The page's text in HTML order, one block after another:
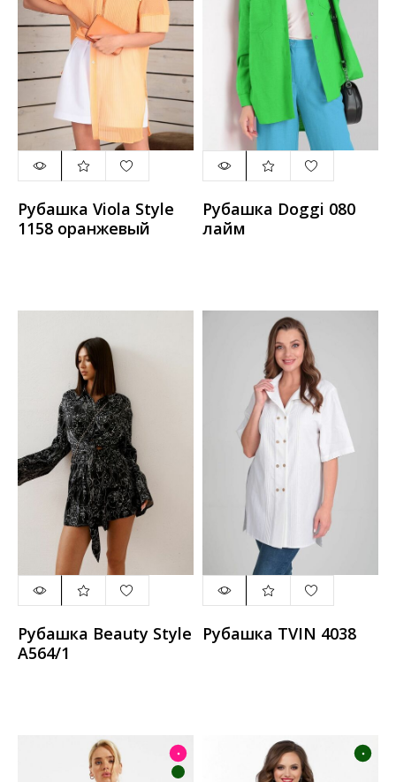
Рубашка Viola Style
1158 оранжевый
Рубашка Doggi 080
лайм
Рубашка Beauty Style
А564/1
Рубашка TVIN 4038